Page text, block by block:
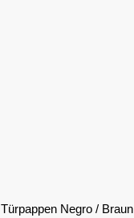
Türpappen Negro / Braun